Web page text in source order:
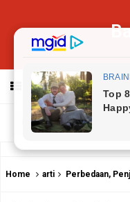
MENU
Home arti Perbedaan,